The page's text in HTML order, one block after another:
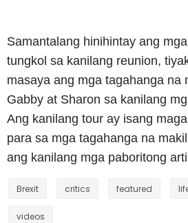
Samantalang hinihintay ang
tungkol sa kanilang reunion,
masaya ang mga tagahanga na
Gabby at Sharon sa kanilang
Ang kanilang tour ay isang
para sa mga tagahanga na
ang kanilang mga paboritong
Brexit critics featured
videos